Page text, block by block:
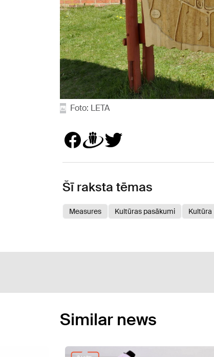
Foto: LETA
Šī raksta tēmas
Measures Kultūras pasākumi Kultūra
Similar news